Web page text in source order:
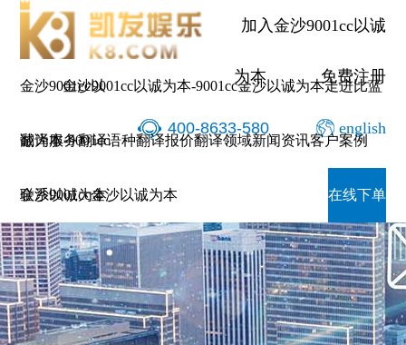
加入金沙9001cc以诚
为本 免费注册
400-8633-580 english
金沙9001cc以
诚为本-9001cc
金沙以诚为本
金沙9001cc以诚为本-9001cc金沙以诚为本走进比蓝
翻译服务翻译语种翻译报价翻译领域新闻资讯客户案例
联系9001cc金沙以诚为本 在线下单